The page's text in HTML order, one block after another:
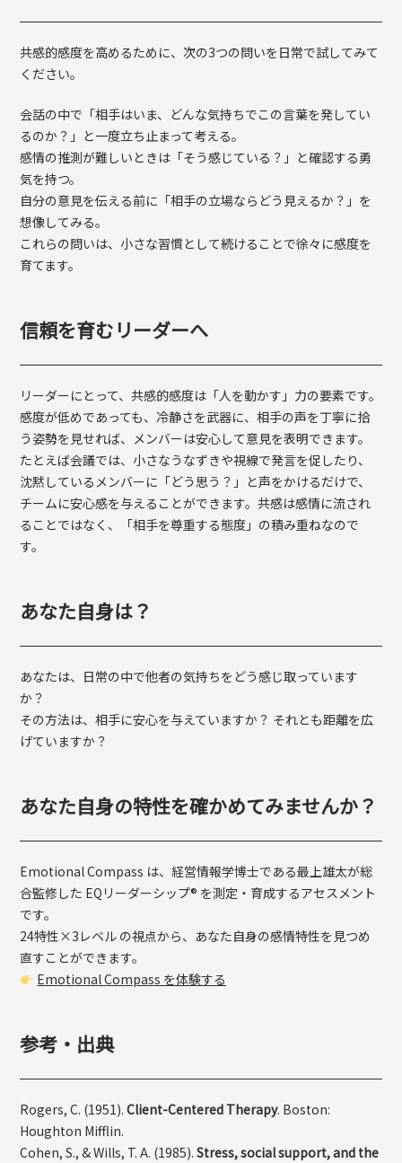
共感的感度を高めるために、次の3つの問いを日常で試してみて
ください。
会話の中で「相手はいま、どんな気持ちでこの言葉を発してい
るのか？」と一度立ち止まって考える。
感情の推測が難しいときは「そう感じている？」と確認する勇
気を持つ。
自分の意見を伝える前に「相手の立場ならどう見えるか？」を
想像してみる。
これらの問いは、小さな習慣として続けることで徐々に感度を
育てます。
信頼を育むリーダーへ
リーダーにとって、共感的感度は「人を動かす」力の要素です。
感度が低めであっても、冷静さを武器に、相手の声を丁寧に拾
う姿勢を見せれば、メンバーは安心して意見を表明できます。
たとえば会議では、小さなうなずきや視線で発言を促したり、
沈黙しているメンバーに「どう思う？」と声をかけるだけで、
チームに安心感を与えることができます。共感は感情に流され
ることではなく、「相手を尊重する態度」の積み重ねなので
す。
あなた自身は？
あなたは、日常の中で他者の気持ちをどう感じ取っています
か？
その方法は、相手に安心を与えていますか？ それとも距離を広
げていますか？
あなた自身の特性を確かめてみませんか？
Emotional Compass は、経営情報学博士である最上雄太が総
合監修した EQリーダーシップ® を測定・育成するアセスメント
です。
24特性×3レベル の視点から、あなた自身の感情特性を見つめ
直すことができます。
Emotional Compass を体験する
参考・出典
Rogers, C. (1951).Client-Centered Therapy. Boston:
Houghton Mifflin.
Cohen, S., & Wills, T. A. (1985).Stress, social support, and the